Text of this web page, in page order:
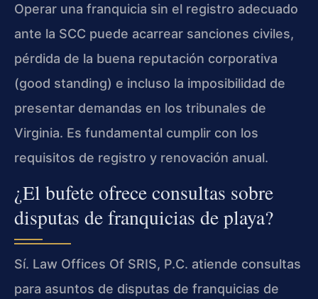
Operar una franquicia sin el registro adecuado
ante la SCC puede acarrear sanciones civiles,
pérdida de la buena reputación corporativa
(good standing) e incluso la imposibilidad de
presentar demandas en los tribunales de
Virginia. Es fundamental cumplir con los
requisitos de registro y renovación anual.
¿El bufete ofrece consultas sobre
disputas de franquicias de playa?
Sí. Law Offices Of SRIS, P.C. atiende consultas
para asuntos de disputas de franquicias de